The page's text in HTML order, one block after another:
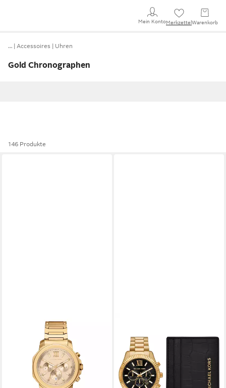
Mein KontoMerkzettel Warenkorb
… Accessoires Uhren
Gold Chronographen
146 Produkte